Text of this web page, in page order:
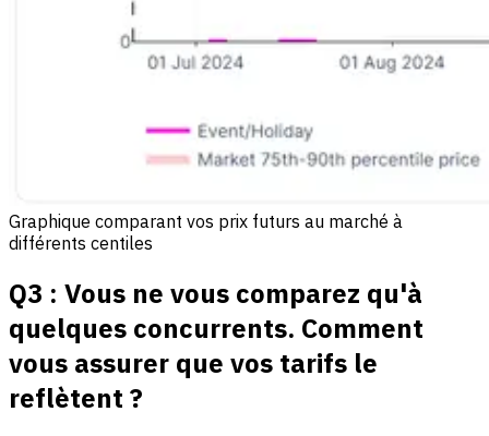
Graphique comparant vos prix futurs au marché à
différents centiles
Q3 : Vous ne vous comparez qu'à
quelques concurrents. Comment
vous assurer que vos tarifs le
reflètent ?